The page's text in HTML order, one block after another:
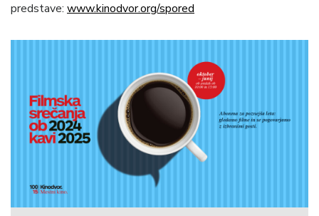
predstave: www.kinodvor.org/spored